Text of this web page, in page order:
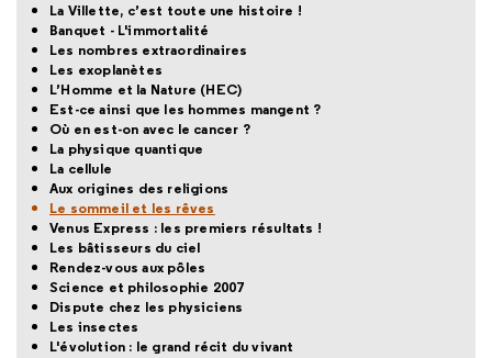
La Villette, c’est toute une histoire !
Banquet - L'immortalité
Les nombres extraordinaires
Les exoplanètes
L’Homme et la Nature (HEC)
Est-ce ainsi que les hommes mangent ?
Où en est-on avec le cancer ?
La physique quantique
La cellule
Aux origines des religions
Le sommeil et les rêves
Venus Express : les premiers résultats !
Les bâtisseurs du ciel
Rendez-vous aux pôles
Science et philosophie 2007
Dispute chez les physiciens
Les insectes
L'évolution : le grand récit du vivant